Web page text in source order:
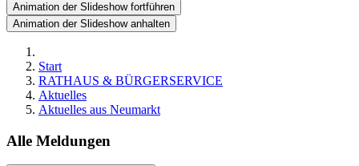
Animation der Slideshow fortführen
Animation der Slideshow anhalten
Start
RATHAUS & BÜRGERSERVICE
Aktuelles
Aktuelles aus Neumarkt
Alle Meldungen